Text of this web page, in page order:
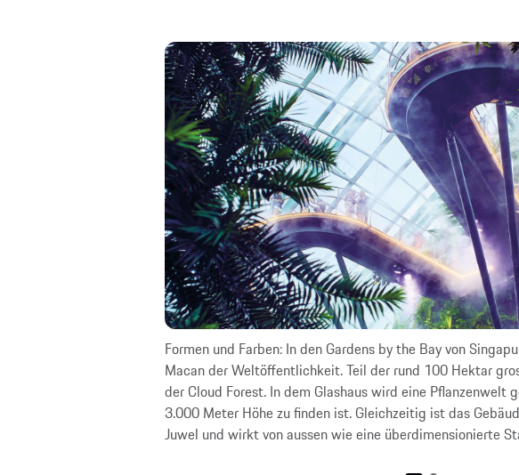
Formen und Farben: In den Gardens by the Bay von
Macan der Weltöffentlichkeit. Teil der rund 100 Hektar
der Cloud Forest. In dem Glashaus wird eine Pflanzenwelt
3.000 Meter Höhe zu finden ist. Gleichzeitig ist das
Juwel und wirkt von aussen wie eine überdimensionierte